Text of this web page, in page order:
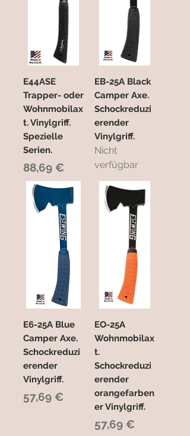
E44ASE
Trapper- oder
Wohnmobilax
t. Vinylgriff.
Spezielle
Serien.
Preis
88,69 €
EB-25A Black
Camper Axe.
Schockreduzi
erender
Vinylgriff.
Nicht
verfügbar
E6-25A Blue
Camper Axe.
Schockreduzi
erender
Vinylgriff.
Preis
57,69 €
EO-25A
Wohnmobilax
t.
Schockreduzi
erender
orangefarben
er Vinylgriff.
Preis
57,69 €